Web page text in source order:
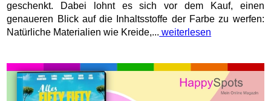
geschenkt. Dabei lohnt es sich vor dem Kauf, einen
genaueren Blick auf die Inhaltsstoffe der Farbe zu werfen:
Natürliche Materialien wie Kreide,... weiterlesen